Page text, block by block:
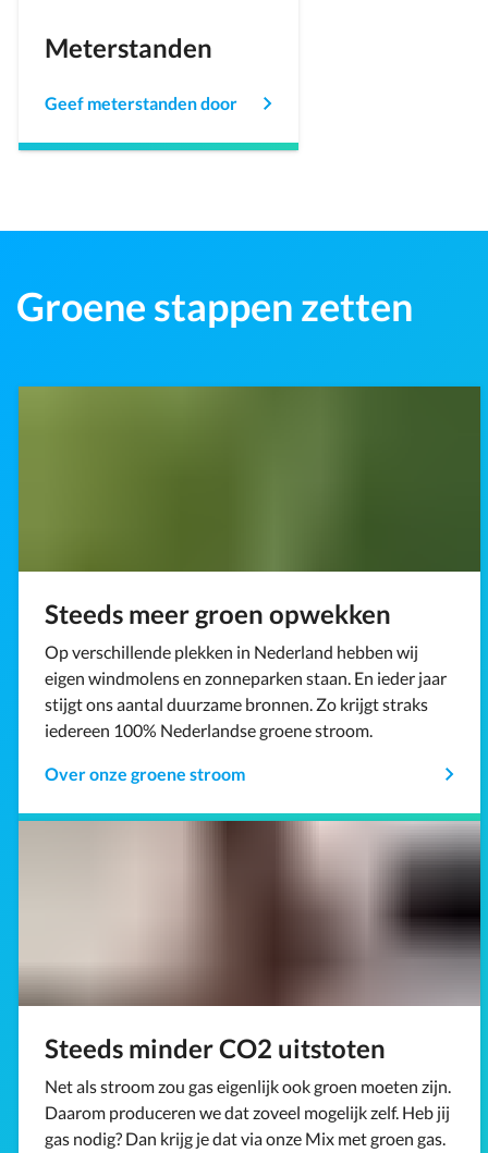
Meterstanden
Geef meterstanden door
Groene stappen zetten
Steeds meer groen opwekken
Op verschillende plekken in Nederland hebben wij
eigen windmolens en zonneparken staan. En ieder jaar
stijgt ons aantal duurzame bronnen. Zo krijgt straks
iedereen 100% Nederlandse groene stroom.
Over onze groene stroom
Steeds minder CO2 uitstoten
Net als stroom zou gas eigenlijk ook groen moeten zijn.
Daarom produceren we dat zoveel mogelijk zelf. Heb jij
gas nodig? Dan krijg je dat via onze Mix met groen gas.